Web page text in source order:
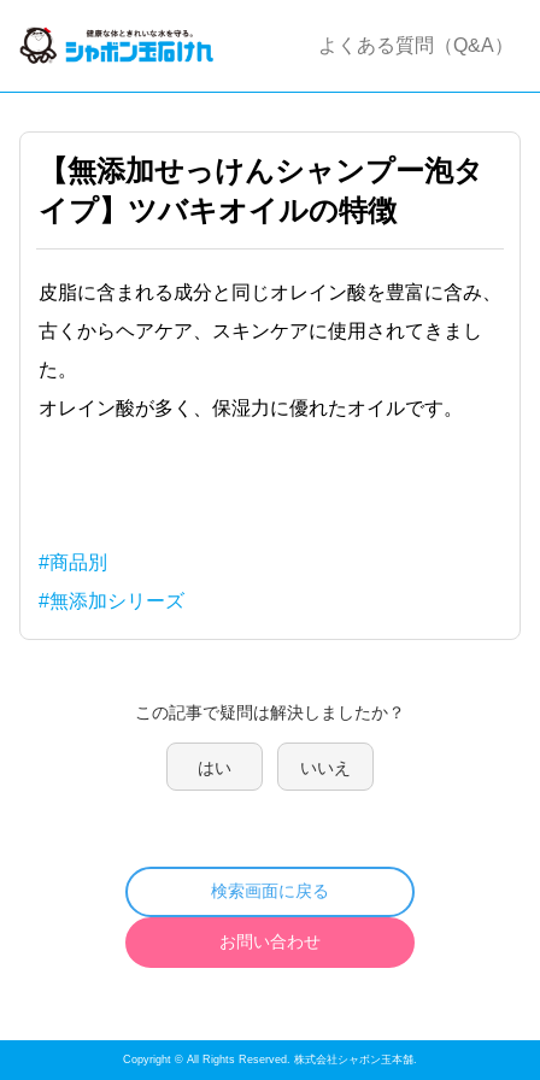
よくある質問（Q&A）
【無添加せっけんシャンプー泡タ
イプ】ツバキオイルの特徴
皮脂に含まれる成分と同じオレイン酸を豊富に含み、
古くからヘアケア、スキンケアに使用されてきまし
た。
オレイン酸が多く、保湿力に優れたオイルです。
#商品別
#無添加シリーズ
この記事で疑問は解決しましたか？
はい いいえ
検索画面に戻る
お問い合わせ
Copyright © All Rights Reserved. 株式会社シャボン玉本舗.